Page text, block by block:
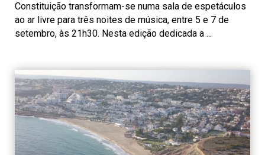
Constituição transformam-se numa sala de espetáculos
ao ar livre para três noites de música, entre 5 e 7 de
setembro, às 21h30. Nesta edição dedicada a ...